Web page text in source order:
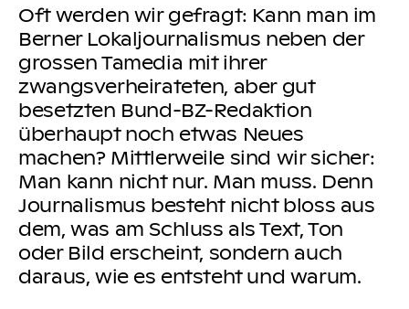
Oft werden wir gefragt: Kann man im
Berner Lokaljournalismus neben der
grossen Tamedia mit ihrer
zwangsverheirateten, aber gut
besetzten Bund-BZ-Redaktion
überhaupt noch etwas Neues
machen? Mittlerweile sind wir sicher:
Man kann nicht nur. Man muss. Denn
Journalismus besteht nicht bloss aus
dem, was am Schluss als Text, Ton
oder Bild erscheint, sondern auch
daraus, wie es entsteht und warum.